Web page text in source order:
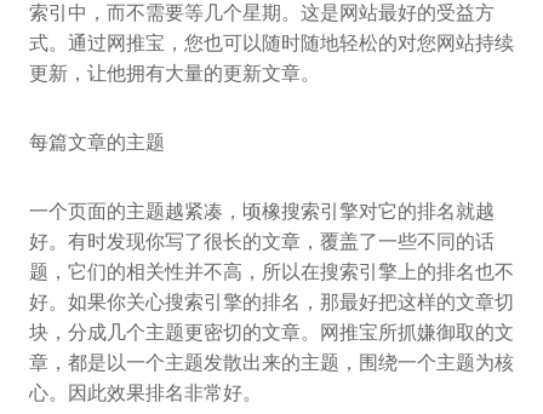
索引中，而不需要等几个星期。这是网站最好的受益方
式。通过网推宝，您也可以随时随地轻松的对您网站持续
更新，让他拥有大量的更新文章。
每篇文章的主题
一个页面的主题越紧凑，顷橡搜索引擎对它的排名就越
好。有时发现你写了很长的文章，覆盖了一些不同的话
题，它们的相关性并不高，所以在搜索引擎上的排名也不
好。如果你关心搜索引擎的排名，那最好把这样的文章切
块，分成几个主题更密切的文章。网推宝所抓嫌御取的文
章，都是以一个主题发散出来的主题，围绕一个主题为核
心。因此效果排名非常好。